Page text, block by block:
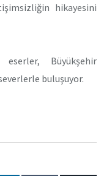
hikayesini
eserler, Büyükşehir
buluşuyor.